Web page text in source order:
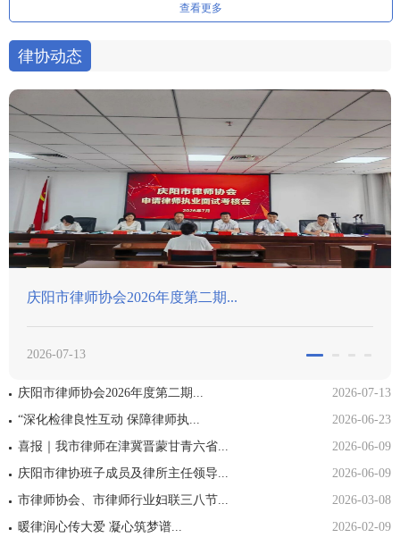
查看更多
律协动态
喜报｜我市律师在津冀晋蒙甘
庆阳市律师协会2026年度第二期...
2026-07-13
“深化检律良性互动 保障律师执...
2026-06-23
喜报｜我市律师在津冀晋蒙甘青六省...
2026-06-09
庆阳市律协班子成员及律所主任领导...
2026-06-09
市律师协会、市律师行业妇联三八节...
2026-03-08
暖律润心传大爱 凝心筑梦谱...
2026-02-09